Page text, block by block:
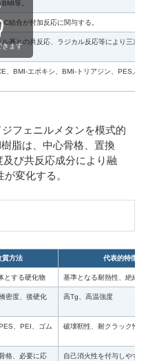
等。
結合が付加反応に関与する。
基との共反応、ラジカル反応等により三次
、BMI-エポキシ、BMI-トリアジン、PES／
きます
フェニルメタンを模式的
脂は、中心骨格、置換
び共反応成分により融
変化する。
質方法 代表的特徴
とする硬化物 基準となる耐熱性、絶縁性
密度、後硬化
高Tg、高温強度
、PEI、ゴム
破壊靭性、耐クラック性
格、必要に応 自己消火性を付与しやすい